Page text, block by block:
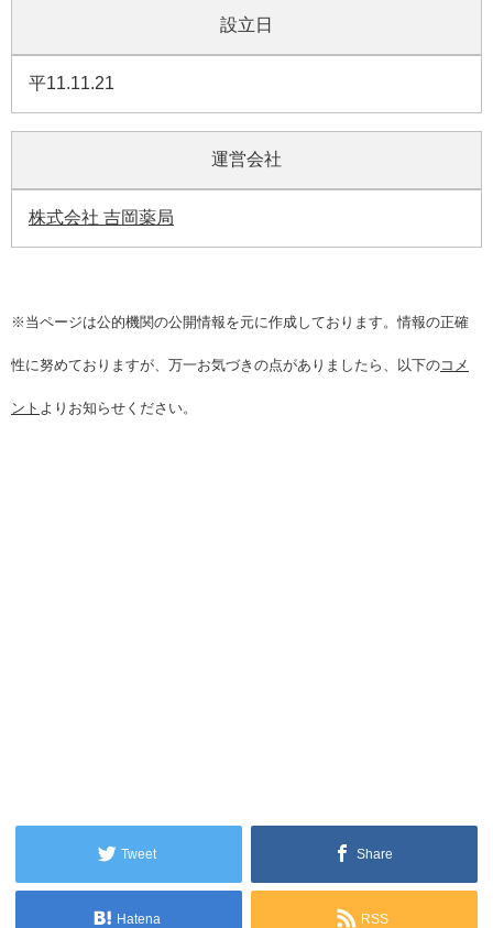
設立日
平11.11.21
運営会社
株式会社 吉岡薬局
※当ページは公的機関の公開情報を元に作成しております。情報の正確
性に努めておりますが、万一お気づきの点がありましたら、以下のコメ
ント よりお知らせください。
Tweet Share
Hatena RSS